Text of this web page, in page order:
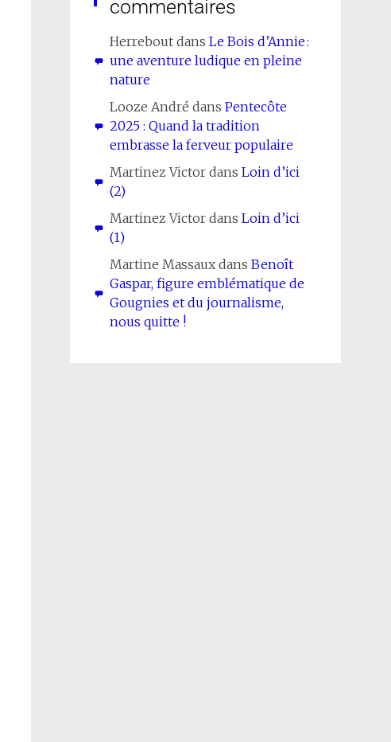
commentaires
Herreboutdans Le Bois d’Annie :
une aventure ludique en pleine
nature
Looze André dans Pentecôte
2025 : Quand la tradition
embrasse la ferveur populaire
Martinez Victordans Loin d’ici
(2)
Martinez Victordans Loin d’ici
(1)
Martine Massauxdans Benoît
Gaspar, figure emblématique de
Gougnies et du journalisme,
nous quitte !